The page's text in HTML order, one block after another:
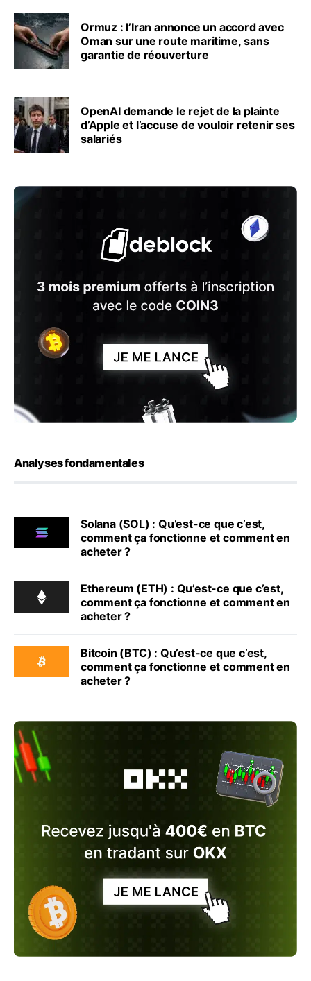
Ormuz : l’Iran annonce un accord avec
Oman sur une route maritime, sans
garantie de réouverture
OpenAI demande le rejet de la plainte
d’Apple et l’accuse de vouloir retenir ses
salariés
Analyses fondamentales
Solana (SOL) : Qu’est-ce que c’est,
comment ça fonctionne et comment en
acheter ?
Ethereum (ETH) : Qu’est-ce que c’est,
comment ça fonctionne et comment en
acheter ?
Bitcoin (BTC) : Qu’est-ce que c’est,
comment ça fonctionne et comment en
acheter ?